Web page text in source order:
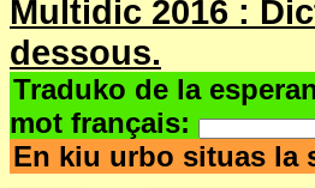
Multidic 2016 :
dessous.
Traduko de la
mot français:
En kiu urbo situas la